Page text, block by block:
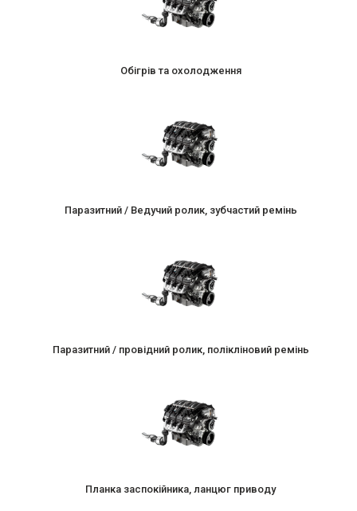
Обігрів та охолодження
Паразитний / Ведучий ролик, зубчастий ремінь
Паразитний / провідний ролик, полікліновий ремінь
Планка заспокійника, ланцюг приводу